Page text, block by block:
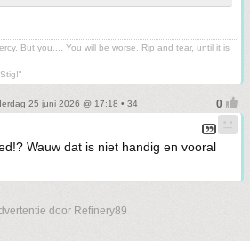
But you.... You will be worse. Rip and tear, until it is
25 juni 2026 @ 17:18 • 34
Wauw dat is niet handig en vooral
door Refinery89